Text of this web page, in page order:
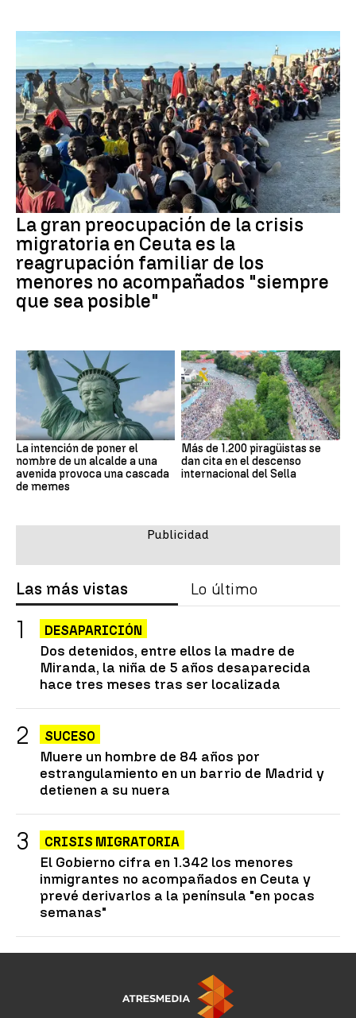
La gran preocupación de la crisis
migratoria en Ceuta es la
reagrupación familiar de los
menores no acompañados "siempre
que sea posible"
La intención de poner el
nombre de un alcalde a una
avenida provoca una cascada
de memes
Más de 1.200 piragüistas se
dan cita en el descenso
internacional del Sella
Las más vistas Lo último
DESAPARICIÓN
Dos detenidos, entre ellos la madre de
Miranda, la niña de 5 años desaparecida
hace tres meses tras ser localizada
SUCESO
Muere un hombre de 84 años por
estrangulamiento en un barrio de Madrid y
detienen a su nuera
CRISIS MIGRATORIA
El Gobierno cifra en 1.342 los menores
inmigrantes no acompañados en Ceuta y
prevé derivarlos a la península "en pocas
semanas"